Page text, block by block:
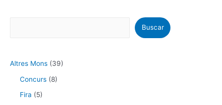
Buscar
Altres Mons (39)
Concurs (8)
Fira (5)